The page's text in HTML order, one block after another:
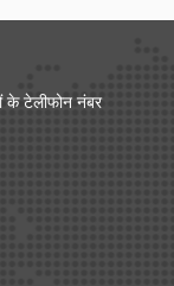
के टेलीफोन नंबर